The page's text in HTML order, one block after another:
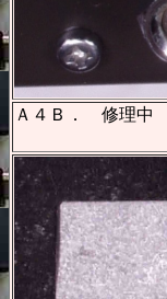
Ａ４Ｂ． 修理中